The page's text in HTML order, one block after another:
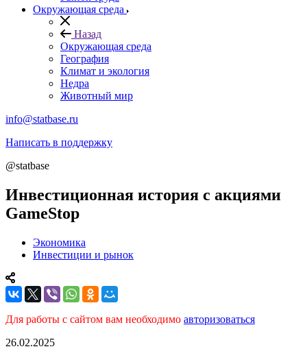
Окружающая среда
Назад
Окружающая среда
География
Климат и экология
Недра
Животный мир
info@statbase.ru
Написать в поддержку
@statbase
Инвестиционная история с акциями
GameStop
Экономика
Инвестиции и рынок
Для работы с сайтом вам необходимо авторизоваться
26.02.2025